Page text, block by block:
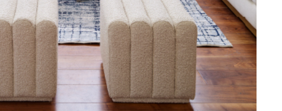
Bluetooth Soundlink Revolve + II Negra de Bose